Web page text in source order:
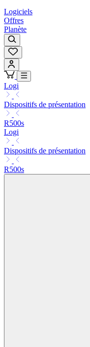
Logiciels
Offres
Planète
Logi
Dispositifs de présentation
R500s
Logi
Dispositifs de présentation
R500s